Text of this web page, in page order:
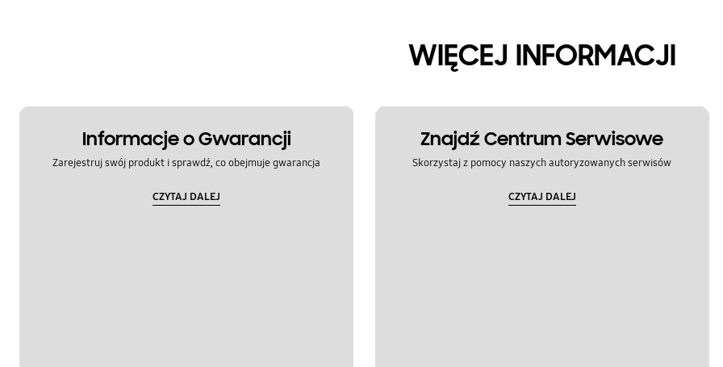
WIĘCEJ INFORMACJI
Informacje o Gwarancji
Zarejestruj swój produkt i sprawdź, co obejmuje gwarancja
CZYTAJ DALEJ
Znajdź Centrum Serwisowe
Skorzystaj z pomocy naszych autoryzowanych serwisów
CZYTAJ DALEJ